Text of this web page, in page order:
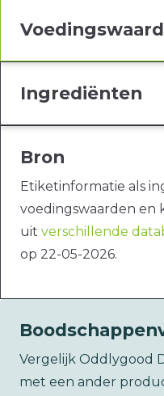
Ingrediënten
Bron
Etiketinformatie als
voedingswaarden en
uit verschillende
op 22-05-2026.
Vergelijk Oddlygood
met een ander